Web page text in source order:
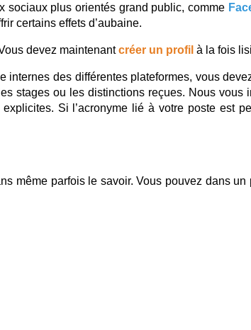
sociaux plus orientés grand public, comme
certains effets d’aubaine.
devez maintenant créer un profil à la fois
internes des différentes plateformes, vous
stages ou les distinctions reçues. Nous vous
Si l’acronyme lié à votre poste est
même parfois le savoir. Vous pouvez dans